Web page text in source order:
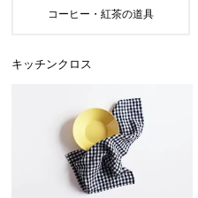
キッチンクロス